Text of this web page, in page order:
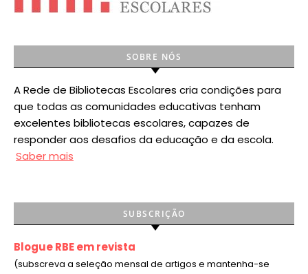
SOBRE NÓS
A Rede de Bibliotecas Escolares cria condições para
que todas as comunidades educativas tenham
excelentes bibliotecas escolares, capazes de
responder aos desafios da educação e da escola.
Saber mais
SUBSCRIÇÃO
Blogue RBE em revista
(subscreva a seleção mensal de artigos e mantenha-se